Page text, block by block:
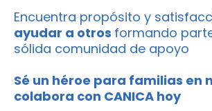
Encuentra propósito y
ayudar a otros formando
sólida comunidad de apoyo
Sé un héroe para familias en
colabora con CANICA hoy